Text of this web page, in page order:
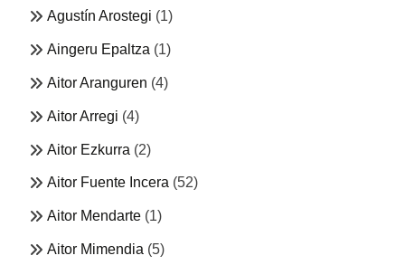
Agustín Arostegi (1)
Aingeru Epaltza (1)
Aitor Aranguren (4)
Aitor Arregi (4)
Aitor Ezkurra (2)
Aitor Fuente Incera (52)
Aitor Mendarte (1)
Aitor Mimendia (5)